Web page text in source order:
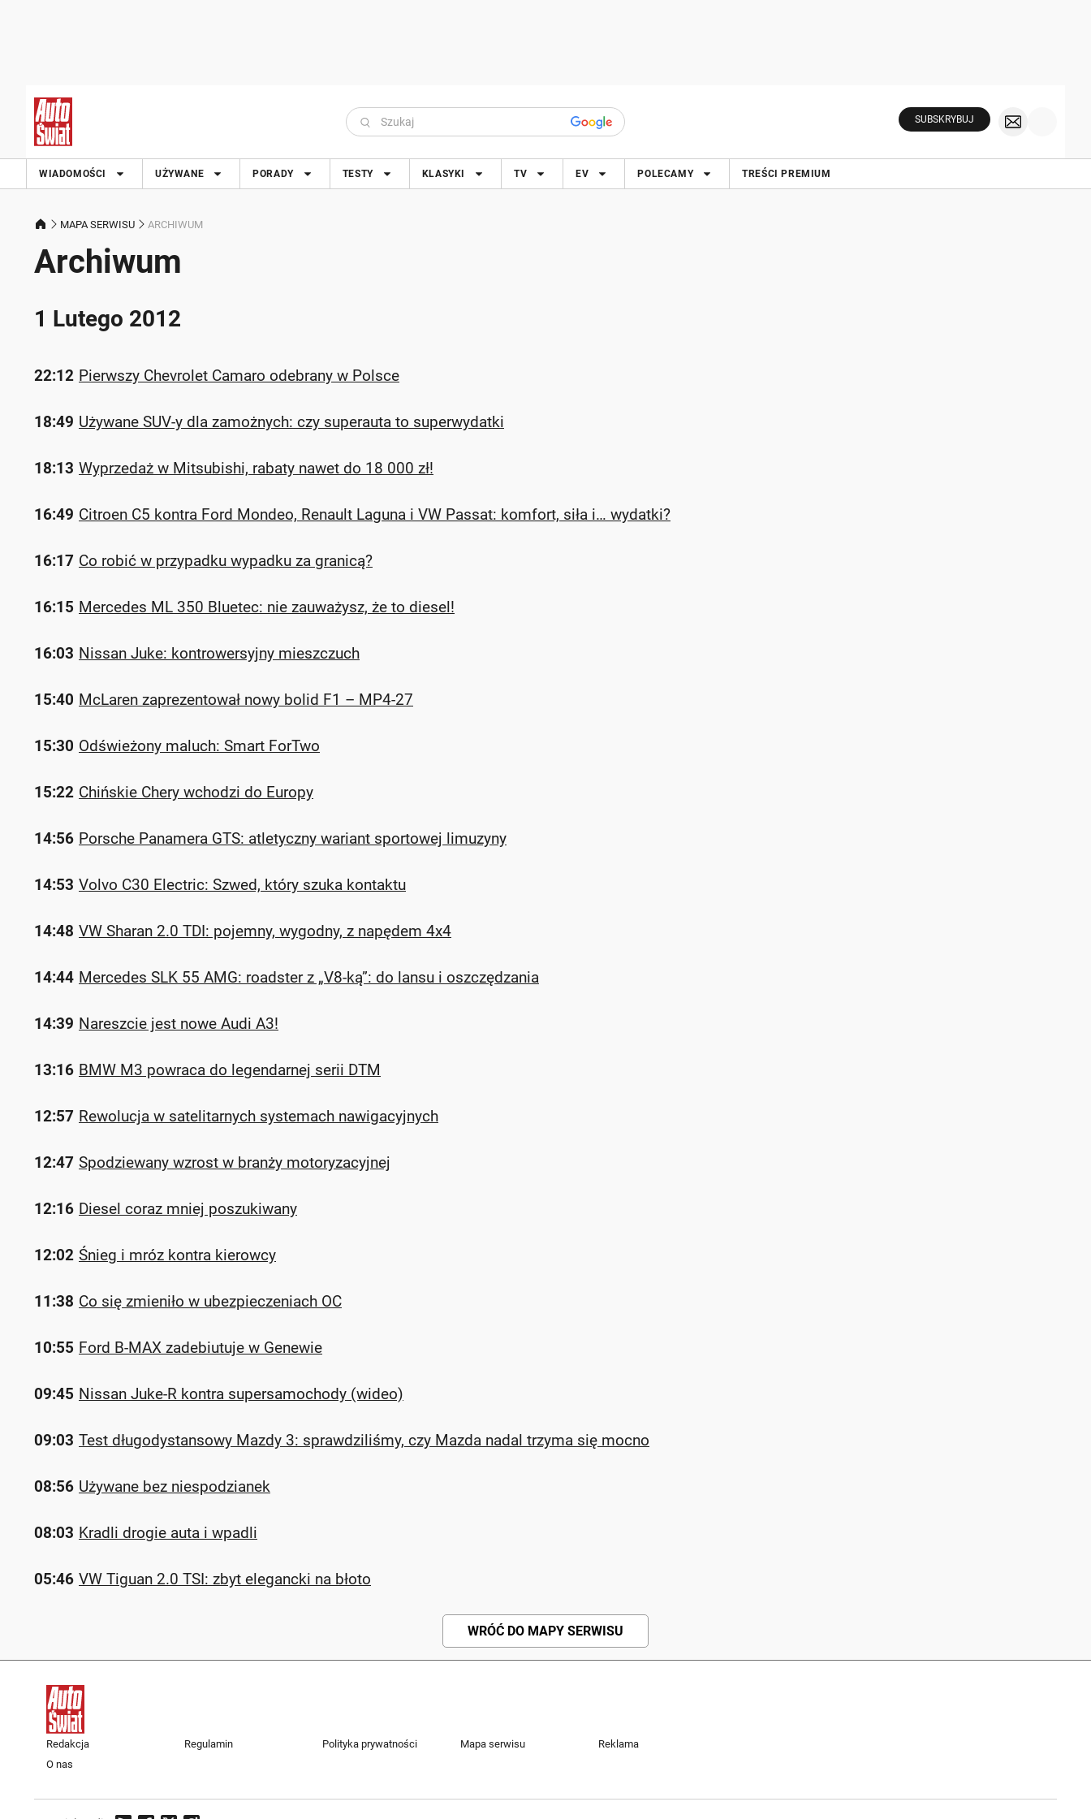
SUBSKRYBUJ
WIADOMOŚCI UŻYWANE PORADY TESTY KLASYKI TV EV POLECAMY TREŚCI PREMIUM
MAPA SERWISU ARCHIWUM
Archiwum
1 Lutego 2012
22:12 Pierwszy Chevrolet Camaro odebrany w Polsce
18:49 Używane SUV-y dla zamożnych: czy superauta to superwydatki
18:13 Wyprzedaż w Mitsubishi, rabaty nawet do 18 000 zł!
16:49 Citroen C5 kontra Ford Mondeo, Renault Laguna i VW Passat: komfort, siła i… wydatki?
16:17 Co robić w przypadku wypadku za granicą?
16:15 Mercedes ML 350 Bluetec: nie zauważysz, że to diesel!
16:03 Nissan Juke: kontrowersyjny mieszczuch
15:40 McLaren zaprezentował nowy bolid F1 – MP4-27
15:30 Odświeżony maluch: Smart ForTwo
15:22 Chińskie Chery wchodzi do Europy
14:56 Porsche Panamera GTS: atletyczny wariant sportowej limuzyny
14:53 Volvo C30 Electric: Szwed, który szuka kontaktu
14:48 VW Sharan 2.0 TDI: pojemny, wygodny, z napędem 4x4
14:44 Mercedes SLK 55 AMG: roadster z „V8-ką”: do lansu i oszczędzania
14:39 Nareszcie jest nowe Audi A3!
13:16 BMW M3 powraca do legendarnej serii DTM
12:57 Rewolucja w satelitarnych systemach nawigacyjnych
12:47 Spodziewany wzrost w branży motoryzacyjnej
12:16 Diesel coraz mniej poszukiwany
12:02 Śnieg i mróz kontra kierowcy
11:38 Co się zmieniło w ubezpieczeniach OC
10:55 Ford B-MAX zadebiutuje w Genewie
09:45 Nissan Juke-R kontra supersamochody (wideo)
09:03 Test długodystansowy Mazdy 3: sprawdziliśmy, czy Mazda nadal trzyma się mocno
08:56 Używane bez niespodzianek
08:03 Kradli drogie auta i wpadli
05:46 VW Tiguan 2.0 TSI: zbyt elegancki na błoto
WRÓĆ DO MAPY SERWISU
Redakcja Regulamin Polityka prywatności Mapa serwisu
Reklama
O nas